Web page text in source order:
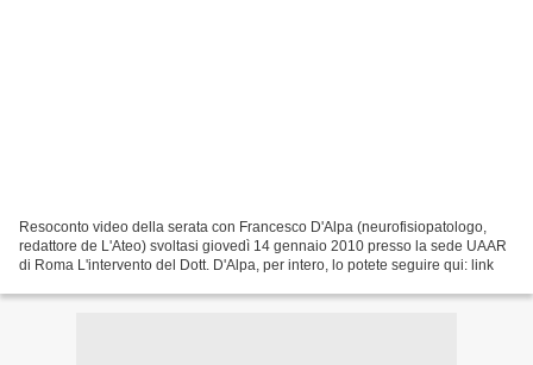
Resoconto video della serata con Francesco D'Alpa (neurofisiopatologo,
redattore de L'Ateo) svoltasi giovedì 14 gennaio 2010 presso la sede UAAR
di Roma L'intervento del Dott. D'Alpa, per intero, lo potete seguire qui: link